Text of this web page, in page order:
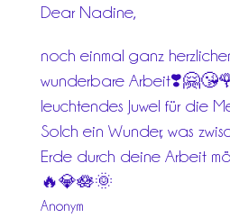
Dear Nadine,
noch einmal ganz
wunderbare
leuchtendes Juwel für die
Solch ein Wunder, was
Erde durch deine Arbeit mö
🔥💎🪷🌞
Anonym